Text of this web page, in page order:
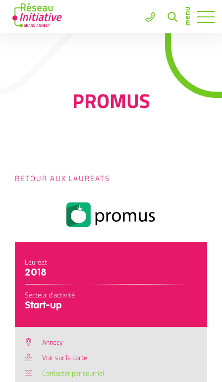
PROMUS
RETOUR AUX LAUREATS
Lauréat
2018
Secteur d'activité
Start-up
Annecy
Voir sur la carte
Contacter par courriel